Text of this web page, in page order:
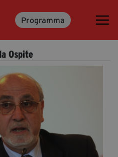
Programma
Ospite